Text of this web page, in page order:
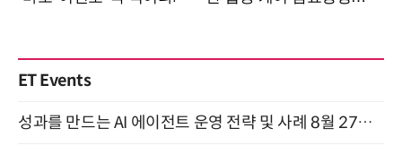
ET Events
성과를 만드는 AI 에이전트 운영 전략 및 사례 8월 27일 개최